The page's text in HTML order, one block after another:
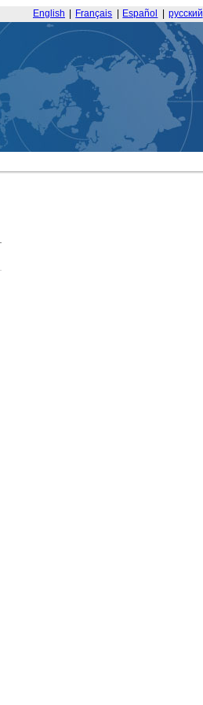
English Français Español русский